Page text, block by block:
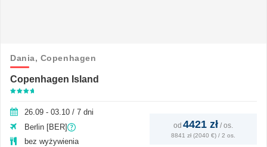
Dania, Copenhagen
Copenhagen Island
26.09 - 03.10 / 7 dni
Berlin [BER]
bez wyżywienia
od 4421 zł / os.
8841 zł (2040 €) / 2 os.